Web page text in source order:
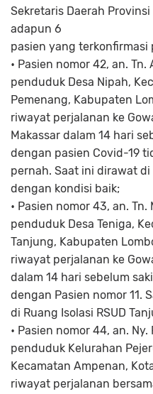
Sekretaris Daerah
adapun 6
pasien yang terkonfirmasi
• Pasien nomor 42, an.
penduduk Desa Nipah,
Pemenang, Kabupaten
riwayat perjalanan ke
Makassar dalam 14 hari
dengan pasien Covid-19
pernah. Saat ini dirawat di
dengan kondisi baik;
• Pasien nomor 43, an.
penduduk Desa Teniga,
Tanjung, Kabupaten
riwayat perjalanan ke
dalam 14 hari sebelum
dengan Pasien nomor 11.
di Ruang Isolasi RSUD
• Pasien nomor 44, an.
penduduk Kelurahan
Kecamatan Ampenan,
riwayat perjalanan